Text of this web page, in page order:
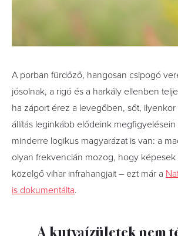
A porban fürdőző, hangosan csipogó
jósolnak, a rigó és a harkály ellenben
ha záport érez a levegőben, sőt,
állítás leginkább elődeink megfigyelésein
minderre logikus magyarázat is van: a
olyan frekvencián mozog, hogy képesek
közelgő vihar infrahangjait – ezt már a
is dokumentálta.
A kutyaízületek nem